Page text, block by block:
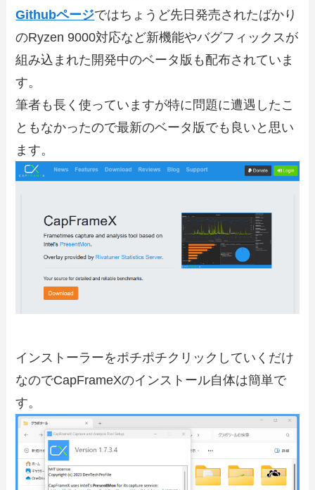
Githubページではちょうど先日発売されたばかり
のRyzen 9000対応など新機能やバグフィックスが
組み込まれた開発中のベータ版も配布されていま
す。
筆者も長く使っていますが特に問題に遭遇したこ
ともなかったので最新のベータ版でも良いと思い
ます。
インストーラーをポチポチクリックしていくだけ
なのでCapFrameXのインストール自体は簡単で
す。